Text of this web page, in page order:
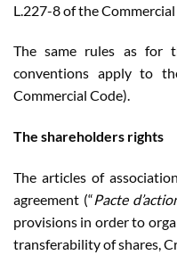
L.227-8 of the Commercial
The same rules as for
conventions apply to
Commercial Code).
The shareholders rights
The articles of
agreement (“Pacte
provisions in order to
transferability of shares,